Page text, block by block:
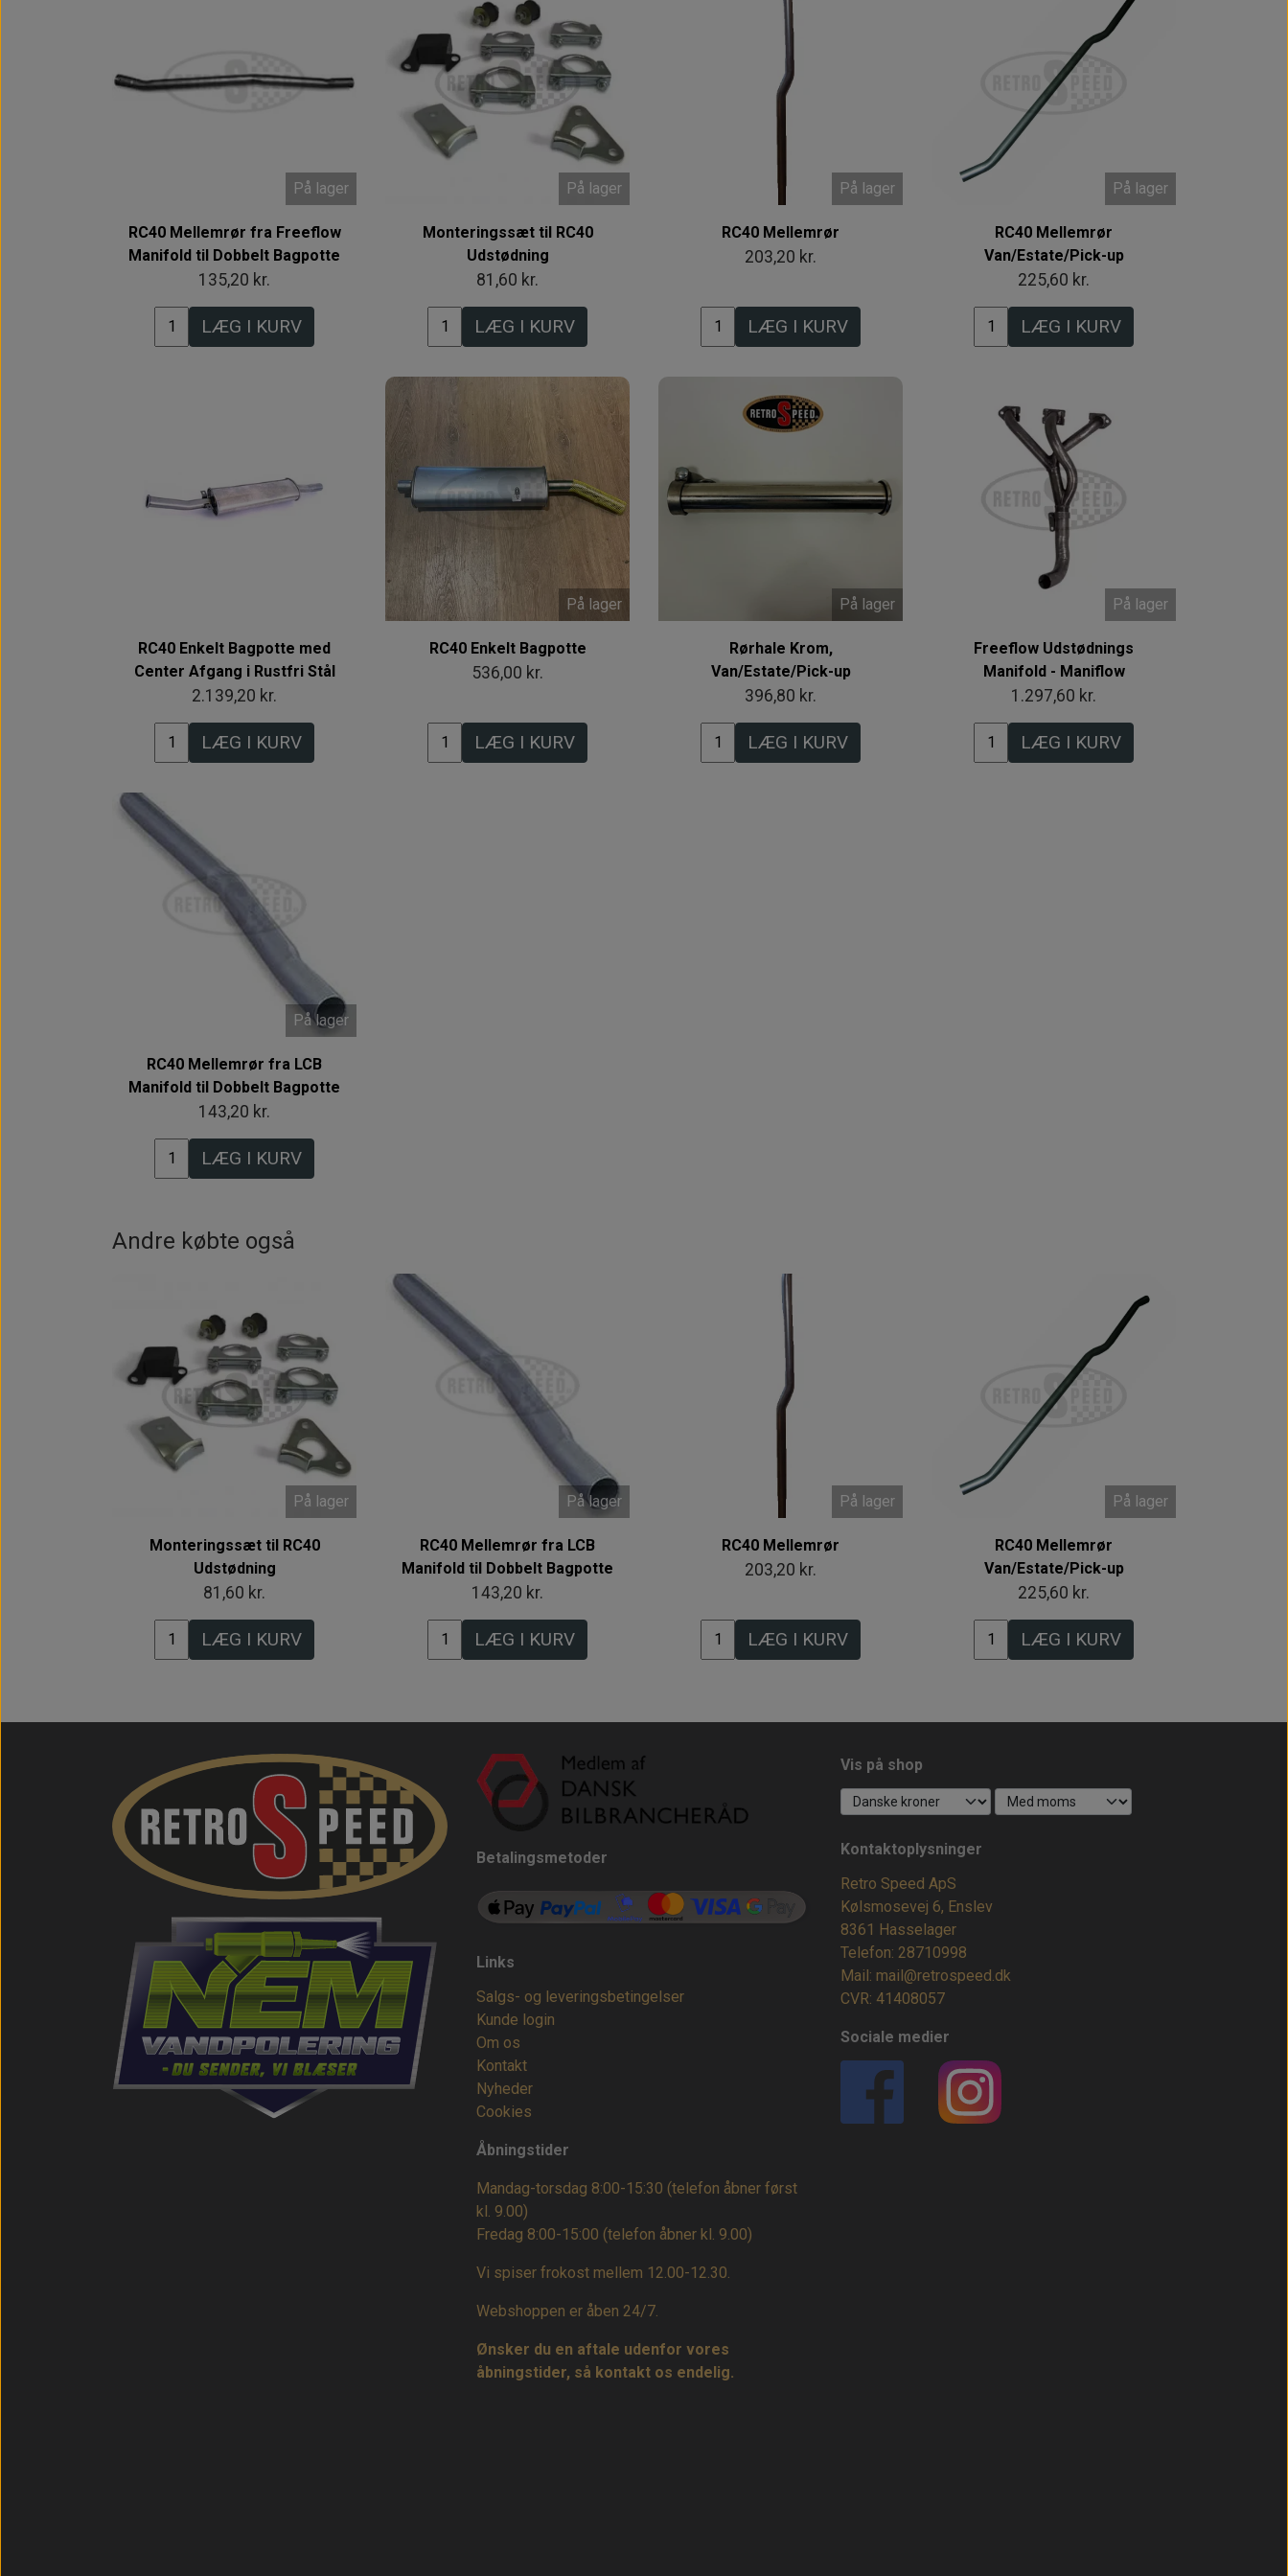
På lager
RC40 Mellemrør fra Freeflow
Manifold til Dobbelt Bagpotte
135,20 kr.
LÆG I KURV
På lager
Monteringssæt til RC40
Udstødning
81,60 kr.
LÆG I KURV
På lager
RC40 Mellemrør
203,20 kr.
LÆG I KURV
På lager
RC40 Mellemrør
Van/Estate/Pick-up
225,60 kr.
LÆG I KURV
RC40 Enkelt Bagpotte med
Center Afgang i Rustfri Stål
2.139,20 kr.
LÆG I KURV
På lager
RC40 Enkelt Bagpotte
536,00 kr.
LÆG I KURV
På lager
Rørhale Krom,
Van/Estate/Pick-up
396,80 kr.
LÆG I KURV
På lager
Freeflow Udstødnings
Manifold - Maniflow
1.297,60 kr.
LÆG I KURV
På lager
RC40 Mellemrør fra LCB
Manifold til Dobbelt Bagpotte
143,20 kr.
LÆG I KURV
Andre købte også
På lager
Monteringssæt til RC40
Udstødning
81,60 kr.
LÆG I KURV
På lager
RC40 Mellemrør fra LCB
Manifold til Dobbelt Bagpotte
143,20 kr.
LÆG I KURV
På lager
RC40 Mellemrør
203,20 kr.
LÆG I KURV
På lager
RC40 Mellemrør
Van/Estate/Pick-up
225,60 kr.
LÆG I KURV
Betalingsmetoder
Links
Salgs- og leveringsbetingelser
Kunde login
Om os
Kontakt
Nyheder
Cookies
Åbningstider
Mandag-torsdag 8:00-15:30 (telefon åbner først
kl. 9.00)
Fredag 8:00-15:00 (telefon åbner kl. 9.00)
Vi spiser frokost mellem 12.00-12.30.
Webshoppen er åben 24/7.
Ønsker du en aftale udenfor vores
åbningstider, så kontakt os endelig.
Vis på shop
Kontaktoplysninger
Retro Speed ApS
Kølsmosevej 6, Enslev
8361 Hasselager
Telefon: 28710998
Mail: mail@retrospeed.dk
CVR: 41408057
Sociale medier